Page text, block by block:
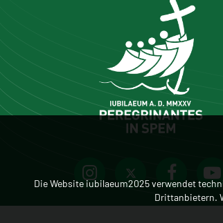
Die Website iubilaeum2025 verwendet
Drittanbietern.